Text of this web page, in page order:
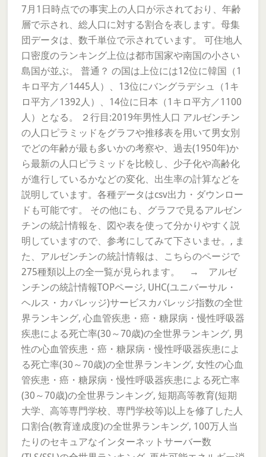
7月1日時点での事実上の人口が示されており、年齢
層で示され、総人口に対する割合を表します。母集
団データは、数千単位で示されています。 可住地人
口密度のランキング上位は都市国家や南国の小さい
島国が並ぶ。 普通？ の国は上位には12位に韓国（1
キロ平方／1445人）、13位にバングラデシュ（1キ
ロ平方／1392人）、14位に日本（1キロ平方／1100
人）となる。 ２行目:2019年男性人口 アルゼンチン
の人口ピラミッドをグラフや推移表を用いて男女別
でどの年齢が最も多いかの考察や、過去(1950年)か
ら最新の人口ピラミッドを比較し、少子化や高齢化
が進行しているかなどの変化、出生率の計算などを
説明しています。各種データはcsv出力・ダウンロー
ドも可能です。 その他にも、グラフで見るアルゼン
チンの統計情報を、図や表を使って分かりやすく説
明していますので、参考にしてみて下さいませ。, ま
た、アルゼンチンの統計情報は、こちらのページで
275種類以上の全一覧が見られます。 → アルゼ
ンチンの統計情報TOPページ, UHC(ユニバーサル・
ヘルス・カバレッジ)サービスカバレッジ指数の全世
界ランキング, 心血管疾患・癌・糖尿病・慢性呼吸器
疾患による死亡率(30～70歳)の全世界ランキング, 男
性の心血管疾患・癌・糖尿病・慢性呼吸器疾患によ
る死亡率(30～70歳)の全世界ランキング, 女性の心血
管疾患・癌・糖尿病・慢性呼吸器疾患による死亡率
(30～70歳)の全世界ランキング, 短期高等教育(短期
大学、高等専門学校、専門学校等)以上を修了した人
口割合(教育達成度)の全世界ランキング, 100万人当
たりのセキュアなインターネットサーバー数